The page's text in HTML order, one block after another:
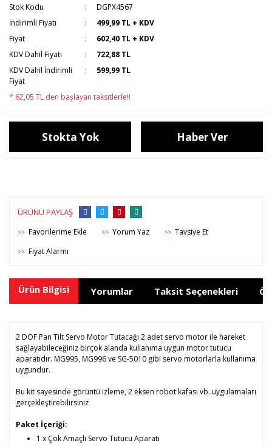
Stok Kodu
DGPX4567
İndirimli Fiyatı
499,99 TL + KDV
Fiyat
602,40 TL + KDV
KDV Dahil Fiyatı
722,88 TL
KDV Dahil İndirimli
Fiyat
599,99 TL
* 62,05 TL den başlayan taksitlerle!!
Stokta Yok Haber Ver
ÜRÜNÜ PAYLAŞ
>> >> Yorum Yaz >> Tavsiye Et
>> Fiyat Alarmı
Ürün Bilgisi Yorumlar Taksit Seçenekleri
2 DOF Pan Tilt Servo Motor Tutacağı 2 adet servo motor ile hareket
sağlayabileceğiniz birçok alanda kullanıma uygun motor tutucu
aparatıdır. MG995,MG996ve SG-5010 gibi servo motorlarla kullanıma
uygundur.
Bu kit sayesinde görüntü izleme, 2 eksen robot kafası vb. uygulamaları
gerçekleştirebilirsiniz
Paket İçeriği:
1 x Çok Amaçlı Servo Tutucu Aparatı